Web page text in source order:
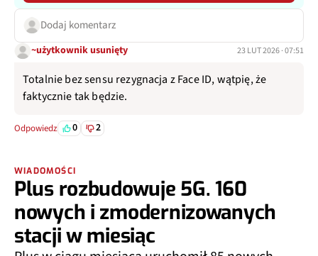
Dodaj komentarz
~użytkownik usunięty 23 LUT 2026 · 07:51
Totalnie bez sensu rezygnacja z Face ID, wątpię, że
faktycznie tak będzie.
Odpowiedz 0 2
WIADOMOŚCI
Plus rozbudowuje 5G. 160
nowych i zmodernizowanych
stacji w miesiąc